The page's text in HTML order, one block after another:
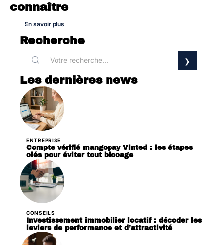
connaître
En savoir plus
Recherche
Les dernières news
ENTREPRISE
Compte vérifié mangopay Vinted : les étapes
clés pour éviter tout blocage
CONSEILS
Investissement immobilier locatif : décoder les
leviers de performance et d’attractivité